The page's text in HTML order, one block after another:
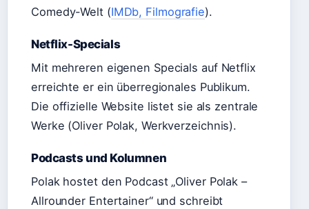
Comedy-Welt (IMDb, Filmografie).
Netflix-Specials
Mit mehreren eigenen Specials auf Netflix
erreichte er ein überregionales Publikum.
Die offizielle Website listet sie als zentrale
Werke (Oliver Polak, Werkverzeichnis).
Podcasts und Kolumnen
Polak hostet den Podcast „Oliver Polak –
Allrounder Entertainer“ und schreibt